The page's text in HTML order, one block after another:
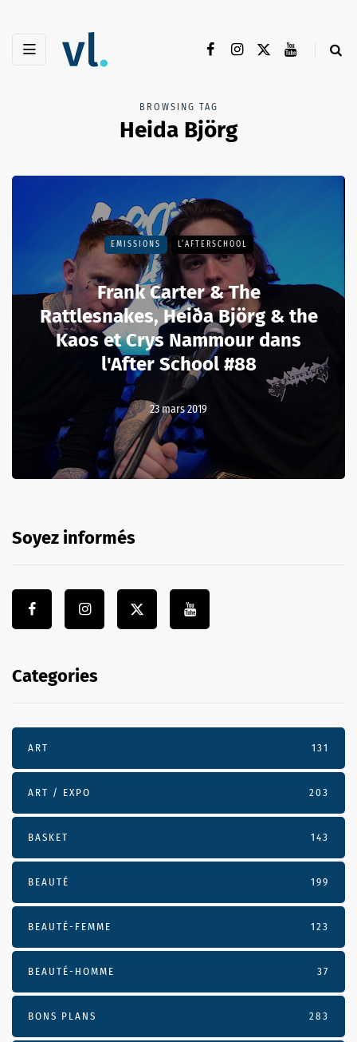
BROWSING TAG
Heida Björg
EMISSIONS L’AFTERSCHOOL
Frank Carter & The
Rattlesnakes, Heiða Björg & the
Kaos et Crys Nammour dans
l'After School #88
23 mars 2019
Soyez informés
Categories
ART 131
ART / EXPO 203
BASKET 143
BEAUTÉ 199
BEAUTÉ-FEMME 123
BEAUTÉ-HOMME 37
BONS PLANS 283